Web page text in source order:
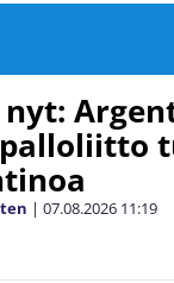
nyt:
| 07.08.2026 11:19